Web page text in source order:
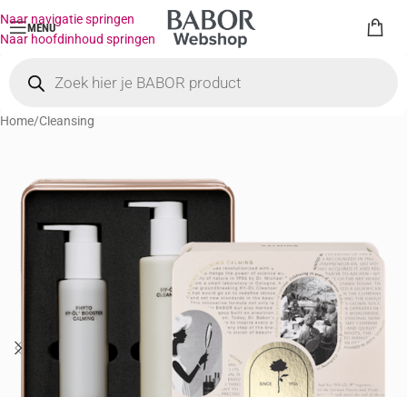
Naar navigatie springen
Naar hoofdinhoud springen
MENU
Home/Cleansing